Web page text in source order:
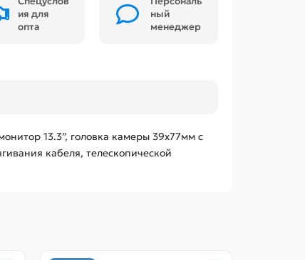
ия для
опта
ный
менеджер
13.3”, головка камеры 39х77мм с
кабеля, телескопической